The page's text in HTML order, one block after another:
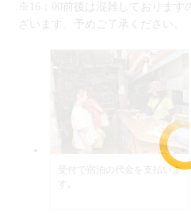
※16：00前後は混雑しております
ざいます。予めご了承ください。
受付で宿泊の代金を支払いま
す。